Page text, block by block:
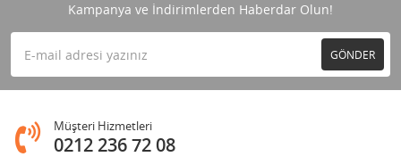
Kampanya ve İndirimlerden Haberdar Olun!
GÖNDER
Müşteri Hizmetleri
0212 236 72 08